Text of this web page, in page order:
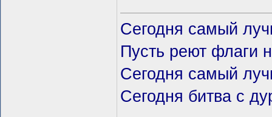
Сегодня самый
Пусть реют флаги
Сегодня самый
Сегодня битва с